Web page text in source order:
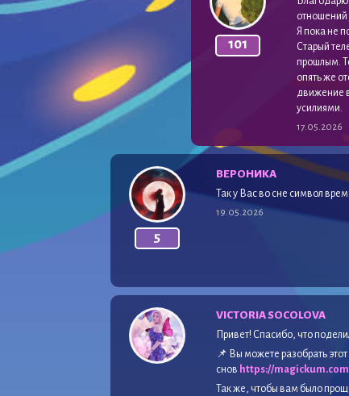
101
отношений
Я пока не
Старый
прошлым.
опять же
движение
усилиями.
17.05.2026
5
ВЕРОНИКА
Так у Вас во сне символ
19.05.2026
VICTORIA SOCOLOVA
Привет! Спасибо, что
📌 Вы можете разобрать
снов https://
Так же, чтобы вам было